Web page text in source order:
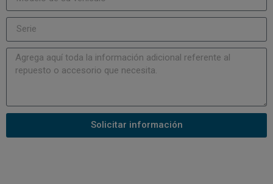
Solicitar información